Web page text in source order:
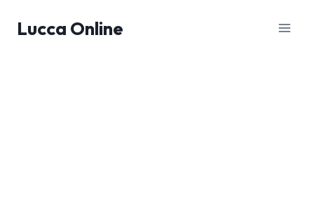
Lucca Online